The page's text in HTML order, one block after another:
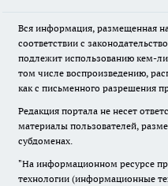
Вся информация, размещенная
соответствии с
подлежит использованию кем-
том числе воспроизведению,
как с письменного разрешения
Редакция портала не несет
материалы пользователей,
субдоменах.
"На информационном ресурсе
технологии (информационные